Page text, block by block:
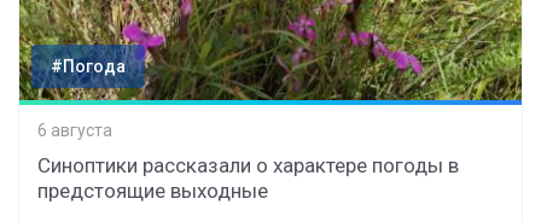
#Погода
6 августа
Синоптики рассказали о характере погоды в
предстоящие выходные